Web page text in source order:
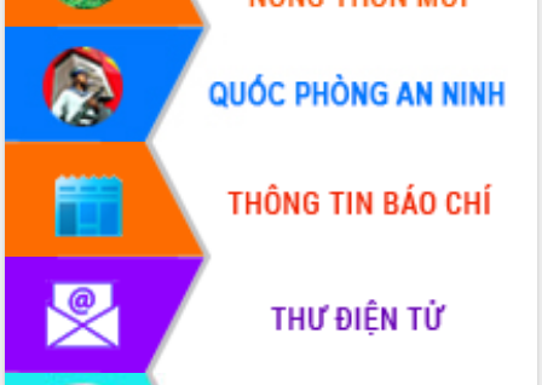
Định vị cà phê Việt Nam như một “di
sản sống” trong dòng chảy toàn cầu
Xây dựng nông thôn mới: Nâng cao đời
sống người dân từ những mô hình thiết
thực
Quyết liệt tháo gỡ vướng mắc, đẩy
nhanh tiến độ các dự án trọng điểm
trong Khu kinh tế Nam Phú Yên
Hòn Yến phát triển du lịch gắn với bảo
tồn biển
Lấy ý kiến điều chỉnh Quy hoạch tỉnh
Đắk Lắk thời kỳ 2021-2030, tầm nhìn
đến năm 2050